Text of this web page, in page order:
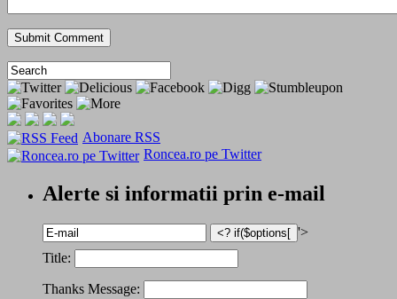
Abonare RSS
Roncea.ro pe Twitter
Alerte si informatii prin e-mail
'>
Title:
Thanks Message: